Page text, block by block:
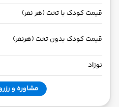
قیمت کودک با تخت (هر نفر)
قیمت کودک بدون تخت (هرنفر)
نوزاد
مشاوره و